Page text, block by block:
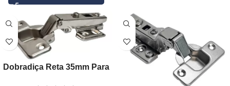
Dobradiça Reta 35mm Para